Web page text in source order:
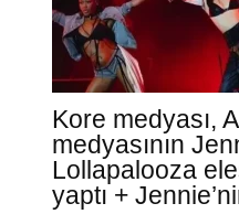
Kore medyası,
medyasının
Lollapalooza
yaptı +